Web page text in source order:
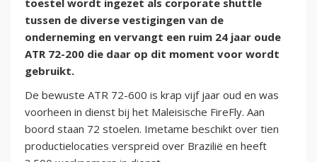
toestel wordt ingezet als corporate shuttle
tussen de diverse vestigingen van de
onderneming en vervangt een ruim 24 jaar oude
ATR 72-200 die daar op dit moment voor wordt
gebruikt.
De bewuste ATR 72-600 is krap vijf jaar oud en was
voorheen in dienst bij het Maleisische FireFly. Aan
boord staan 72 stoelen. Imetame beschikt over tien
productielocaties verspreid over Brazilië en heeft